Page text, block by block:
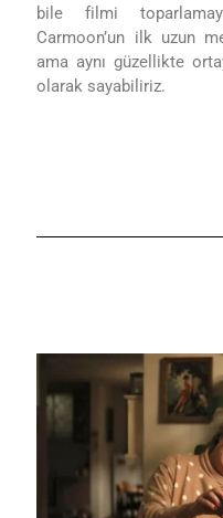
bile filmi
Carmoon’un ilk uzun
ama aynı güzellikte
olarak sayabiliriz.